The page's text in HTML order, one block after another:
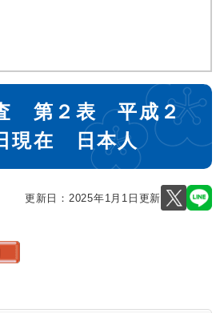
第２表 平成２
日現在 日本人
更新日：2025年1月1日更新